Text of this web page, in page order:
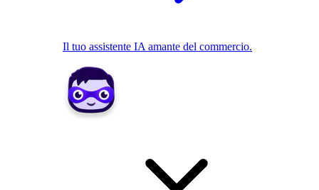
Il tuo assistente IA amante del commercio.